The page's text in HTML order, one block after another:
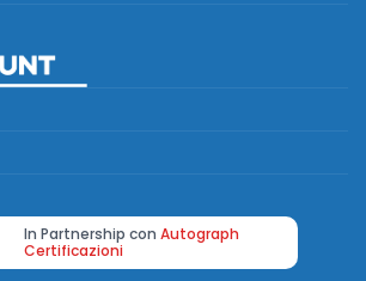
In Partnership con Autograph
Certificazioni